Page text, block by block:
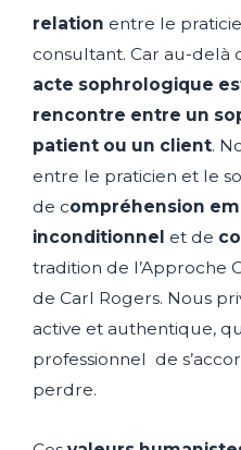
relation entre le
consultant. Car au-delà
acte sophrologique
rencontre entre un
patient ou un client.
entre le praticien et le
de compréhension
inconditionnel et de
tradition de l’Approche
de Carl Rogers. Nous
active et authentique,
professionnel de
perdre.